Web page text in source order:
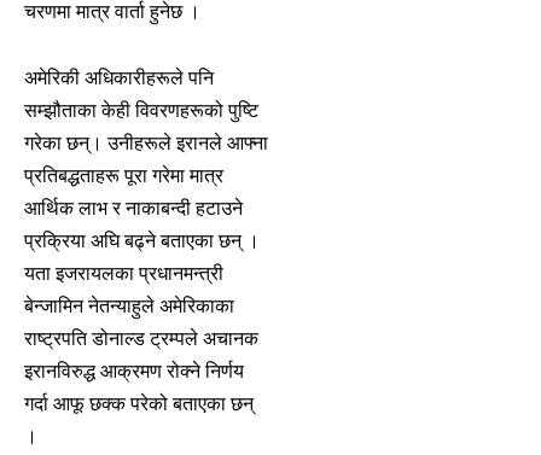
चरणमा मात्र वार्ता हुनेछ ।
अमेरिकी अधिकारीहरूले पनि
सम्झौताका केही विवरणहरूको पुष्टि
गरेका छन्। उनीहरूले इरानले आफ्ना
प्रतिबद्धताहरू पूरा गरेमा मात्र
आर्थिक लाभ र नाकाबन्दी हटाउने
प्रक्रिया अघि बढ्ने बताएका छन् ।
यता इजरायलका प्रधानमन्त्री
बेन्जामिन नेतन्याहुले अमेरिकाका
राष्ट्रपति डोनाल्ड ट्रम्पले अचानक
इरानविरुद्ध आक्रमण रोक्ने निर्णय
गर्दा आफू छक्क परेको बताएका छन्
।